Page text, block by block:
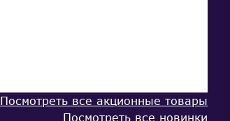
Посмотреть все акционные товары
Посмотреть все новинки